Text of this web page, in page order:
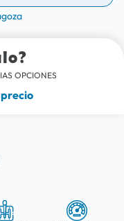
OPCIONES